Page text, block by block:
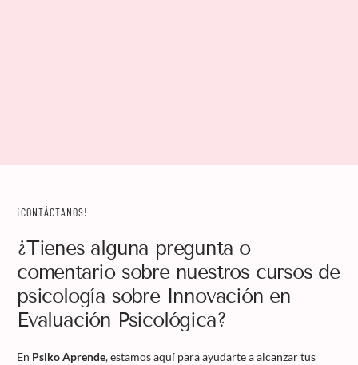
¡CONTÁCTANOS!
¿Tienes alguna pregunta o
comentario sobre nuestros cursos de
psicología sobre Innovación en
Evaluación Psicológica?
En Psiko Aprende, estamos aquí para ayudarte a alcanzar tus